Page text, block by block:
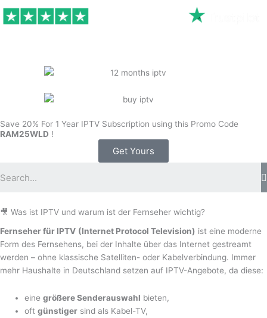
Save 20% For 1 Year IPTV Subscription using this Promo Code
RAM25WLD !
Get Yours
🎥 Was ist IPTV und warum ist der Fernseher wichtig?
Fernseher für IPTV (Internet Protocol Television) ist eine moderne
Form des Fernsehens, bei der Inhalte über das Internet gestreamt
werden – ohne klassische Satelliten- oder Kabelverbindung. Immer
mehr Haushalte in Deutschland setzen auf IPTV-Angebote, da diese:
einegrößere Senderauswahl bieten,
oftgünstiger sind als Kabel-TV,